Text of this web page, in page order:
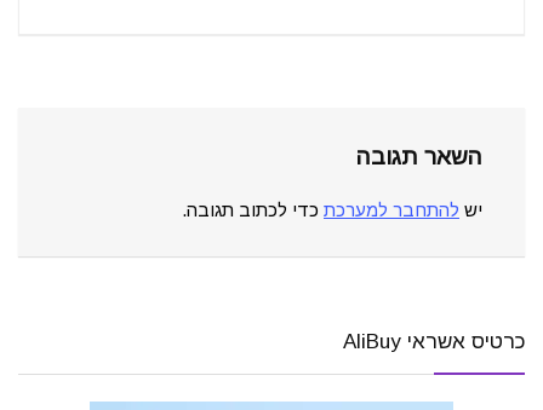
השאר תגובה
יש להתחבר למערכת כדי לכתוב תגובה.
כרטיס אשראי AliBuy